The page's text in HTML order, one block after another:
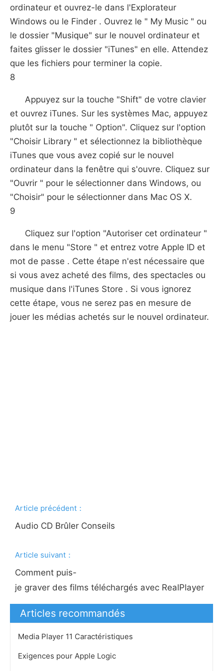
ordinateur et ouvrez-le dans l'Explorateur
Windows ou le Finder . Ouvrez le " My Music " ou
le dossier "Musique" sur le nouvel ordinateur et
faites glisser le dossier "iTunes" en elle. Attendez
que les fichiers pour terminer la copie.
8
Appuyez sur la touche "Shift" de votre clavier
et ouvrez iTunes. Sur les systèmes Mac, appuyez
plutôt sur la touche " Option". Cliquez sur l'option
"Choisir Library " et sélectionnez la bibliothèque
iTunes que vous avez copié sur le nouvel
ordinateur dans la fenêtre qui s'ouvre. Cliquez sur
"Ouvrir " pour le sélectionner dans Windows, ou
"Choisir" pour le sélectionner dans Mac OS X.
9
Cliquez sur l'option "Autoriser cet ordinateur "
dans le menu "Store " et entrez votre Apple ID et
mot de passe . Cette étape n'est nécessaire que
si vous avez acheté des films, des spectacles ou
musique dans l'iTunes Store . Si vous ignorez
cette étape, vous ne serez pas en mesure de
jouer les médias achetés sur le nouvel ordinateur.
Article précédent：
Audio CD Brûler Conseils
Article suivant：
Comment puis-
je graver des films téléchargés avec RealPlayer
Articles recommandés
Media Player 11 Caractéristiques
Exigences pour Apple Logic